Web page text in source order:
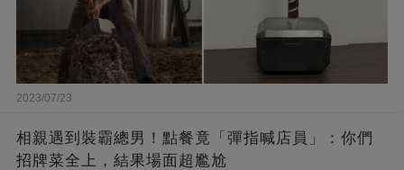
2023/07/23
相親遇到裝霸總男！點餐竟「彈指喊店員」：你們
招牌菜全上，結果場面超尷尬